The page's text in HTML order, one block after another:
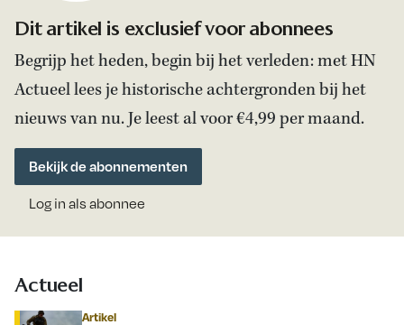
Dit artikel is exclusief voor abonnees
Begrijp het heden, begin bij het verleden: met HN
Actueel lees je historische achtergronden bij het
nieuws van nu. Je leest al voor €4,99 per maand.
Bekijk de abonnementen
Log in als abonnee
Actueel
Artikel